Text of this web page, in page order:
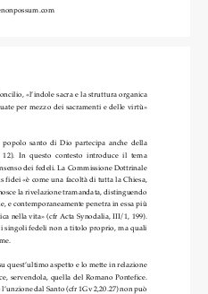
«l’indole sacra e la struttura organica
per mezzo dei sacramenti e delle virtù»
santo  di  Dio  partecipa  anche  della
In  questo  contesto  introduce  il  tema
dei fedeli. La Commissione Dottrinale
fidei «è come una facoltà di tutta la Chiesa,
la rivelazione tramandata, distinguendo
e contemporaneamente penetra in essa più
nella vita» (cfr Acta Synodalia, III/1, 199).
singoli fedeli non a titolo proprio, ma quali
quest’ultimo aspetto e lo mette in relazione
servendola,  quella  del  Romano  Pontefice.
dal Santo (cfr 1Gv 2,20.27) non può